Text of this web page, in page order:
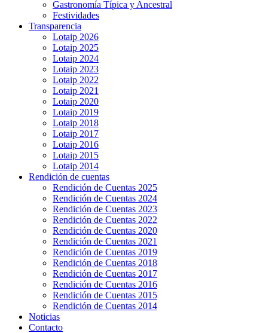
Gastronomía Típica y Ancestral
Festividades
Transparencia
Lotaip 2026
Lotaip 2025
Lotaip 2024
Lotaip 2023
Lotaip 2022
Lotaip 2021
Lotaip 2020
Lotaip 2019
Lotaip 2018
Lotaip 2017
Lotaip 2016
Lotaip 2015
Lotaip 2014
Rendición de cuentas
Rendición de Cuentas 2025
Rendición de Cuentas 2024
Rendición de Cuentas 2023
Rendición de Cuentas 2022
Rendición de Cuentas 2020
Rendición de Cuentas 2021
Rendición de Cuentas 2019
Rendición de Cuentas 2018
Rendición de Cuentas 2017
Rendición de Cuentas 2016
Rendición de Cuentas 2015
Rendición de Cuentas 2014
Noticias
Contacto